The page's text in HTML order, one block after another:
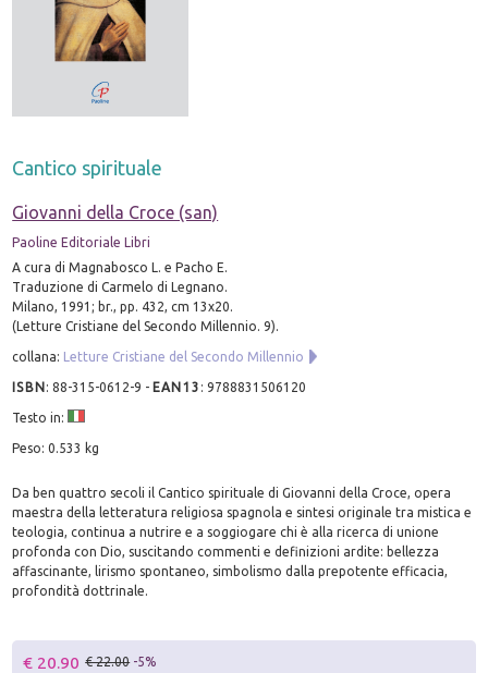
Cantico spirituale
Giovanni della Croce (san)
Paoline Editoriale Libri
A cura di Magnabosco L. e Pacho E.
Traduzione di Carmelo di Legnano.
Milano, 1991; br., pp. 432, cm 13x20.
(Letture Cristiane del Secondo Millennio. 9).
collana: Letture Cristiane del Secondo Millennio
ISBN:88-315-0612-9 - EAN13 :9788831506120
Testo in:
Peso: 0.533 kg
Da ben quattro secoli il Cantico spirituale di Giovanni della Croce, opera
maestra della letteratura religiosa spagnola e sintesi originale tra mistica e
teologia, continua a nutrire e a soggiogare chi è alla ricerca di unione
profonda con Dio, suscitando commenti e definizioni ardite: bellezza
affascinante, lirismo spontaneo, simbolismo dalla prepotente efficacia,
profondità dottrinale.
€ 20.90 € 22.00 -5%